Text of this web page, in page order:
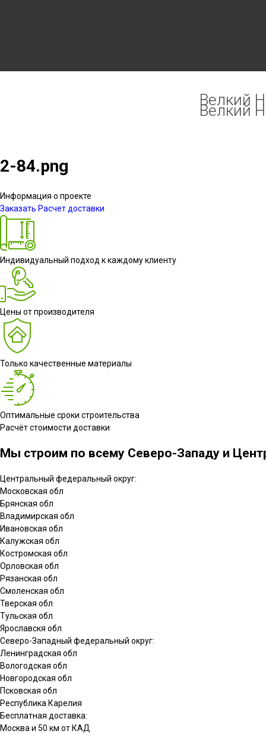
Велкий
Велкий
2-84.png
Информация о проекте
Заказать Расчет доставки
Индивидуальный подход к каждому клиенту
Цены от производителя
Только качественные материалы
Оптимальные сроки строительства
Расчёт стоимости доставки
Мы строим по всему Северо-Западу и
Центральный федеральный округ:
Московская обл
Брянская обл
Владимирская обл
Ивановская обл
Калужская обл
Костромская обл
Орловская обл
Рязанская обл
Смоленская обл
Тверская обл
Тульская обл
Ярославскя обл
Северо-Западный федеральный округ:
Ленинградская обл
Вологодская обл
Новгородская обл
Псковская обл
Республика Карелия
Бесплатная доставка:
Москва и 50 км от КАД